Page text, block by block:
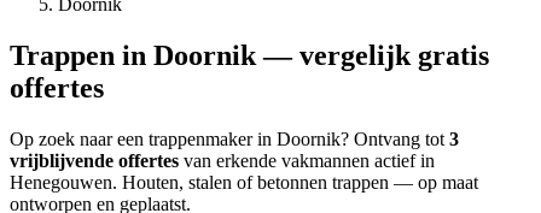
Doornik
Trappen in Doornik— vergelijk gratis
offertes
Op zoek naareen trappenmakerin Doornik? Ontvang tot 3
vrijblijvende offertes van erkende vakmannen actief in
Henegouwen. Houten, stalen of betonnen trappen — op maat
ontworpen en geplaatst.